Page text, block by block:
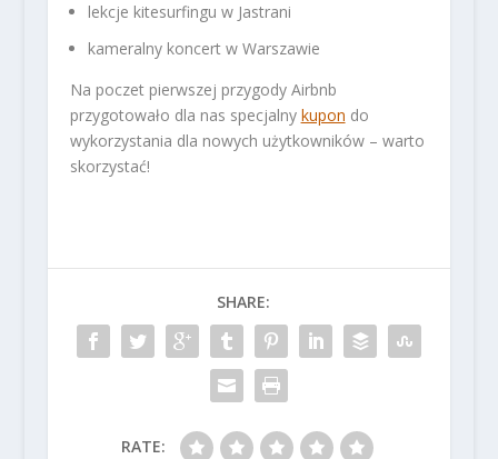
lekcje kitesurfingu w Jastrani
kameralny koncert w Warszawie
Na poczet pierwszej przygody Airbnb
przygotowało dla nas specjalny kupon do
wykorzystania dla nowych użytkowników – warto
skorzystać!
SHARE:
RATE: